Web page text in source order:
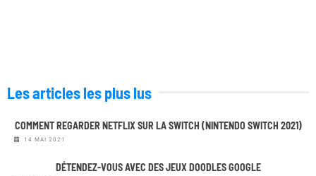
Les articles les plus lus
COMMENT REGARDER NETFLIX SUR LA SWITCH (NINTENDO SWITCH 2021)
14 MAI 2021
DÉTENDEZ-VOUS AVEC DES JEUX DOODLES GOOGLE